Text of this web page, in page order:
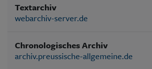
Textarchiv
webarchiv-server.de
Chronologisches Archiv
archiv.preussische-allgemeine.de